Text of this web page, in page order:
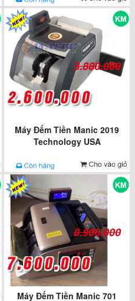
3.880.000
Máy Đếm Tiền Manic 2019
Technology USA
8.900.000
Máy Đếm Tiền Manic 701